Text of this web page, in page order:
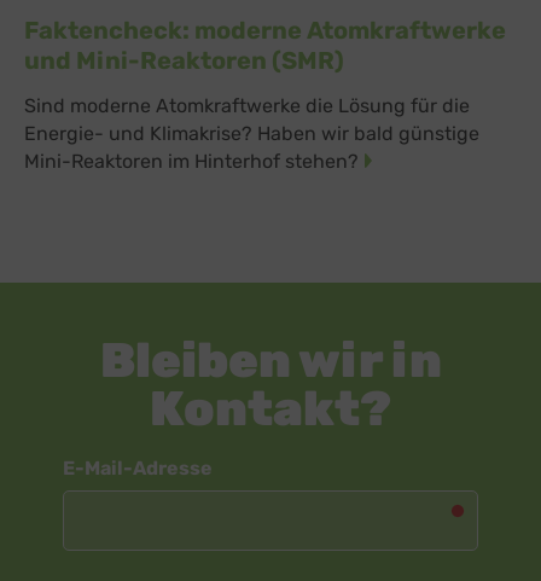
Faktencheck: moderne Atomkraftwerke
und Mini-Reaktoren (SMR)
Sind moderne Atomkraftwerke die Lösung für die
Energie- und Klimakrise? Haben wir bald günstige
Mini-Reaktoren im Hinterhof stehen?
Bleiben wir in
Kontakt?
E-Mail-Adresse